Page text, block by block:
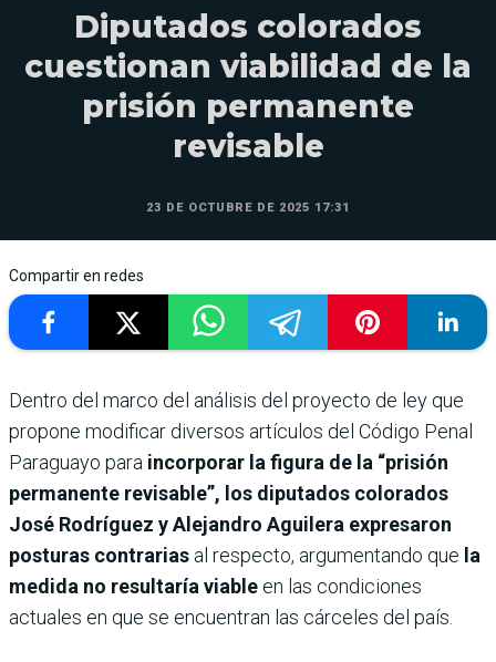
Diputados colorados
cuestionan viabilidad de la
prisión permanente
revisable
23 DE OCTUBRE DE 2025 17:31
Compartir en redes
Dentro del marco del análisis del proyecto de ley que
propone modificar diversos artículos del Código Penal
Paraguayo para incorporar la figura de la “prisión
permanente revisable”, los diputados colorados
José Rodríguez y Alejandro Aguilera expresaron
posturas contrarias al respecto, argumentando que la
medida no resultaría viable en las condiciones
actuales en que se encuentran las cárceles del país.